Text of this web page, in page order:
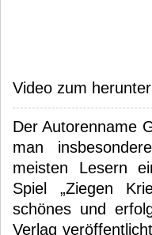
Video zum
Der Autorenname
man
meisten Lesern
Spiel „Ziegen
schönes und
Verlag